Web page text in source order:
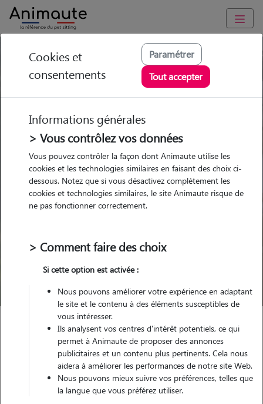
Trouvez votre gardien idéal !
Garde
chez le Pet Sitter
Garde
chez le Pet Sitter Visites
Visites
Pour quel animal ?
Trouver mon Pet Sitter
Garde animaux France Grand-Est
Moselle
Stiring-Wendel
Pas encore de petsitters disponibles
Toutes nos petsitters à Stiring-Wendel
Cookies et
consentements
Paramétrer
Tout accepter
Informations générales
> Vous contrôlez vos données
Vous pouvez contrôler la façon dont Animaute utilise les
cookies et les technologies similaires en faisant des choix ci-
dessous. Notez que si vous désactivez complètement les
cookies et technologies similaires, le site Animaute risque de
ne pas fonctionner correctement.
> Comment faire des choix
Si cette option est activée :
Nous pouvons améliorer votre expérience en adaptant
le site et le contenu à des éléments susceptibles de
vous intéresser.
Ils analysent vos centres d'intérêt potentiels, ce qui
permet à Animaute de proposer des annonces
publicitaires et un contenu plus pertinents. Cela nous
aidera à améliorer les performances de notre site Web.
Nous pouvons mieux suivre vos préférences, telles que
la langue que vous préférez utiliser.